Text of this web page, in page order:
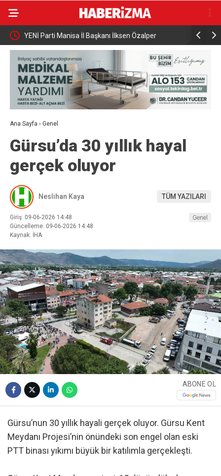
YENİ Parti Manisa İl Başkanı İlksen Özalper
Gözaltına Alındı
Bakan
söndürme
Ana Sayfa › Genel
Gürsu’da 30 yıllık hayal
gerçek oluyor
Neslihan Kaya TÜM YAZILARI
Giriş: 09-06-2026 14:48
Güncelleme: 09-06-2026 14:48
Kaynak: İHA
Genel
ABONE OL
Gürsu’nun 30 yıllık hayali gerçek oluyor. Gürsu Kent
Meydanı Projesi’nin önündeki son engel olan eski
PTT binası yıkımı büyük bir katılımla gerçekleşti.